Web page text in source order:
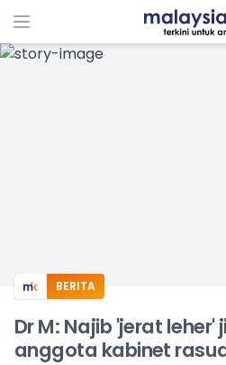
ADS
BERITA
Dr M: Najib 'jerat leher'
anggota kabinet